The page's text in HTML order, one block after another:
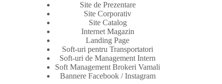
Site de Prezentare
Site Corporativ
Site Catalog
Internet Magazin
Landing Page
Soft-uri pentru Transportatori
Soft-uri de Management Intern
Soft Management Brokeri Vamali
Bannere Facebook / Instagram